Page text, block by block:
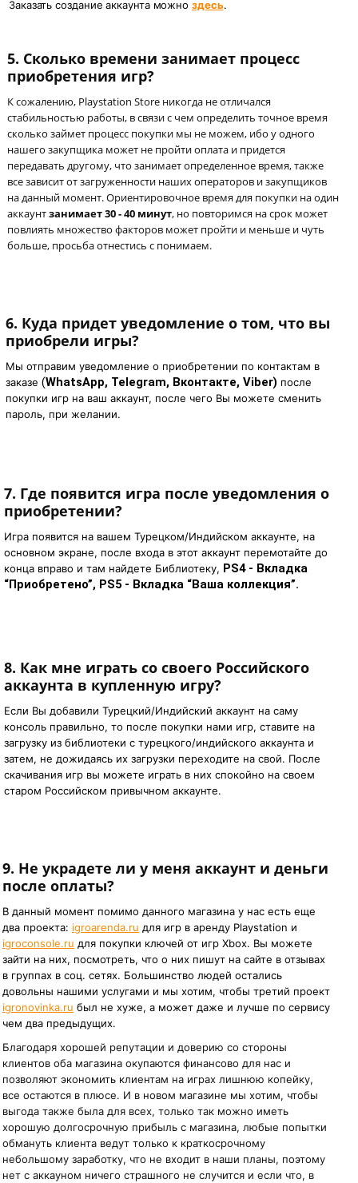
Заказать создание аккаунта можно здесь.
5. Сколько времени занимает процесс
приобретения игр?
К сожалению, Playstation Store никогда не отличался
стабильностью работы, в связи с чем определить точное время
сколько займет процесс покупки мы не можем, ибо у одного
нашего закупщика может не пройти оплата и придется
передавать другому, что занимает определенное время, также
все зависит от загруженности наших операторов и закупщиков
на данный момент. Ориентировочное время для покупки на один
аккаунтзанимает 30 - 40 минут, но повторимся на срок может
повлиять множество факторов может пройти и меньше и чуть
больше, просьба отнестись с понимаем.
6. Куда придет уведомление о том, что вы
приобрели игры?
Мы отправим уведомление о приобретении по контактам в
заказе (WhatsApp, Telegram, Вконтакте, Viber) после
покупки игр на ваш аккаунт, после чего Вы можете сменить
пароль, при желании.
7. Где появится игра после уведомления о
приобретении?
Игра появится на вашем Турецком/Индийском аккаунте, на
основном экране, после входа в этот аккаунт перемотайте до
конца вправо и там найдете Библиотеку, PS4 - Вкладка
“Приобретено”, PS5 - Вкладка “Ваша коллекция”.
8. Как мне играть со своего Российского
аккаунта в купленную игру?
Если Вы добавили Турецкий/Индийский аккаунт на саму
консоль правильно, то после покупки нами игр, ставите на
загрузку из библиотеки с турецкого/индийского аккаунта и
затем, не дожидаясь их загрузки переходите на свой. После
скачивания игр вы можете играть в них спокойно на своем
старом Российском привычном аккаунте.
9. Не украдете ли у меня аккаунт и деньги
после оплаты?
В данный момент помимо данного магазина у нас есть еще
два проекта: igroarenda.ru для игр в аренду Playstation и
igroconsole.ru для покупки ключей от игр Xbox. Вы можете
зайти на них, посмотреть, что о них пишут на сайте в отзывах
в группах в соц. сетях. Большинство людей остались
довольны нашими услугами и мы хотим, чтобы третий проект
igronovinka.ru был не хуже, а может даже и лучше по сервису
чем два предыдущих.
Благодаря хорошей репутации и доверию со стороны
клиентов оба магазина окупаются финансово для нас и
позволяют экономить клиентам на играх лишнюю копейку,
все остаются в плюсе. И в новом магазине мы хотим, чтобы
выгода также была для всех, только так можно иметь
хорошую долгосрочную прибыль с магазина, любые попытки
обмануть клиента ведут только к краткосрочному
небольшому заработку, что не входит в наши планы, поэтому
нет с аккауном ничего страшного не случится и если что, в